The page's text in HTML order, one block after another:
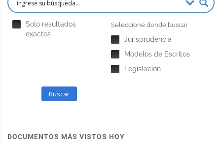
Solo resultados
exactos
Seleccione donde buscar
Jurisprudencia
Modelos de Escritos
Legislación
Buscar
DOCUMENTOS MÁS VISTOS HOY